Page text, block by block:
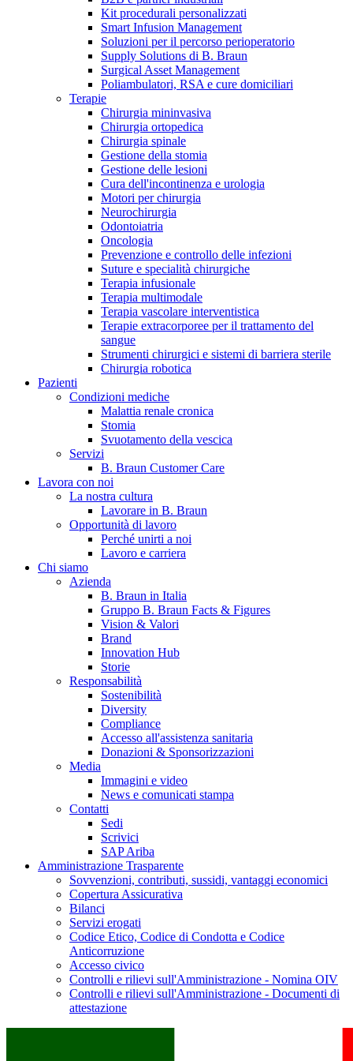
Catalogo prodotti
Trova il prodotto che stai cercando. Visita il catalogo B.
Braun con il nostro portfolio completo.
Hai domande o richieste? Scrivici per entrare subito in
contatto con un nostro referente.
B. Braun in Italia
Scopri chi siamo ed entra nel mondo di B. Braun in Italia: 4
sedi, 4 aziende, più di 700 dipendenti e un Centro di
Eccellenza a livello globale.
Kit procedurali personalizzati
Smart Infusion Management
Soluzioni per il percorso perioperatorio
Supply Solutions di B. Braun
Surgical Asset Management
Poliambulatori, RSA e cure domiciliari
Terapie
Chirurgia mininvasiva
Chirurgia ortopedica
Chirurgia spinale
Gestione della stomia
Gestione delle lesioni
Cura dell'incontinenza e urologia
Motori per chirurgia
Neurochirurgia
Odontoiatria
Oncologia
Prevenzione e controllo delle infezioni
Suture e specialità chirurgiche
Terapia infusionale
Terapia multimodale
Terapia vascolare interventistica
Terapie extracorporee per il trattamento del
sangue
Strumenti chirurgici e sistemi di barriera sterile
Chirurgia robotica
Pazienti
Condizioni mediche
Malattia renale cronica
Stomia
Svuotamento della vescica
Servizi
B. Braun Customer Care
Lavora con noi
La nostra cultura
Lavorare in B. Braun
Opportunità di lavoro
Perché unirti a noi
Lavoro e carriera
Chi siamo
Azienda
B. Braun in Italia
Gruppo B. Braun Facts & Figures
Vision & Valori
Brand
Innovation Hub
Storie
Responsabilità
Sostenibilità
Diversity
Compliance
Accesso all'assistenza sanitaria
Donazioni & Sponsorizzazioni
Media
Immagini e video
News e comunicati stampa
Contatti
Sedi
Scrivici
SAP Ariba
Amministrazione Trasparente
Sovvenzioni, contributi, sussidi, vantaggi economici
Copertura Assicurativa
Bilanci
Servizi erogati
Codice Etico, Codice di Condotta e Codice
Anticorruzione
Accesso civico
Controlli e rilievi sull'Amministrazione - Nomina OIV
Controlli e rilievi sull'Amministrazione - Documenti di
attestazione